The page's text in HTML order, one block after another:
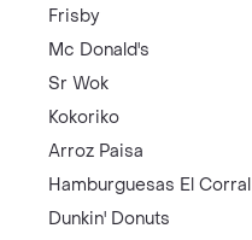
Frisby
Mc Donald's
Sr Wok
Kokoriko
Arroz Paisa
Hamburguesas El Corral
Dunkin' Donuts